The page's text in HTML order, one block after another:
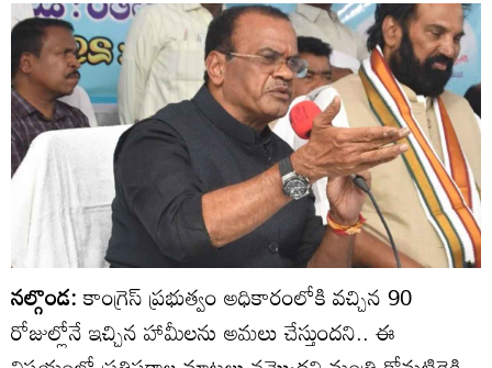
నల్గొండ:కాంగ్రెస్ ప్రభుత్వం అధికారంలోకి వచ్చిన 90
రోజుల్లోనే ఇచ్చిన హామీలను అమలు చేస్తుందని.. ఈ